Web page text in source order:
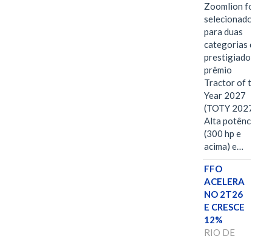
Zoomlion foi
selecionado
para duas
categorias do
prestigiado
prêmio
Tractor of the
Year 2027
(TOTY 2027:
Alta potência
(300 hp e
acima) e…
FFO
ACELERA
NO 2T26
E CRESCE
12%
RIO DE